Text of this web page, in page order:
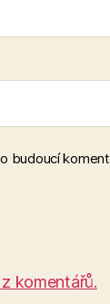
budoucí
komentářů.